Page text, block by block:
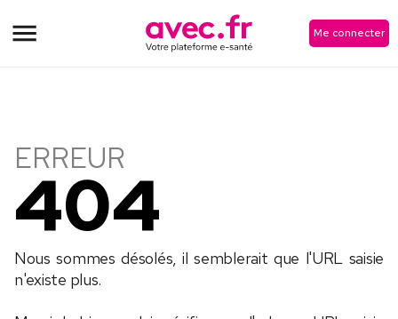
Me connecter
ERREUR
404
Nous sommes désolés, il semblerait que l'URL saisie
n'existe plus.